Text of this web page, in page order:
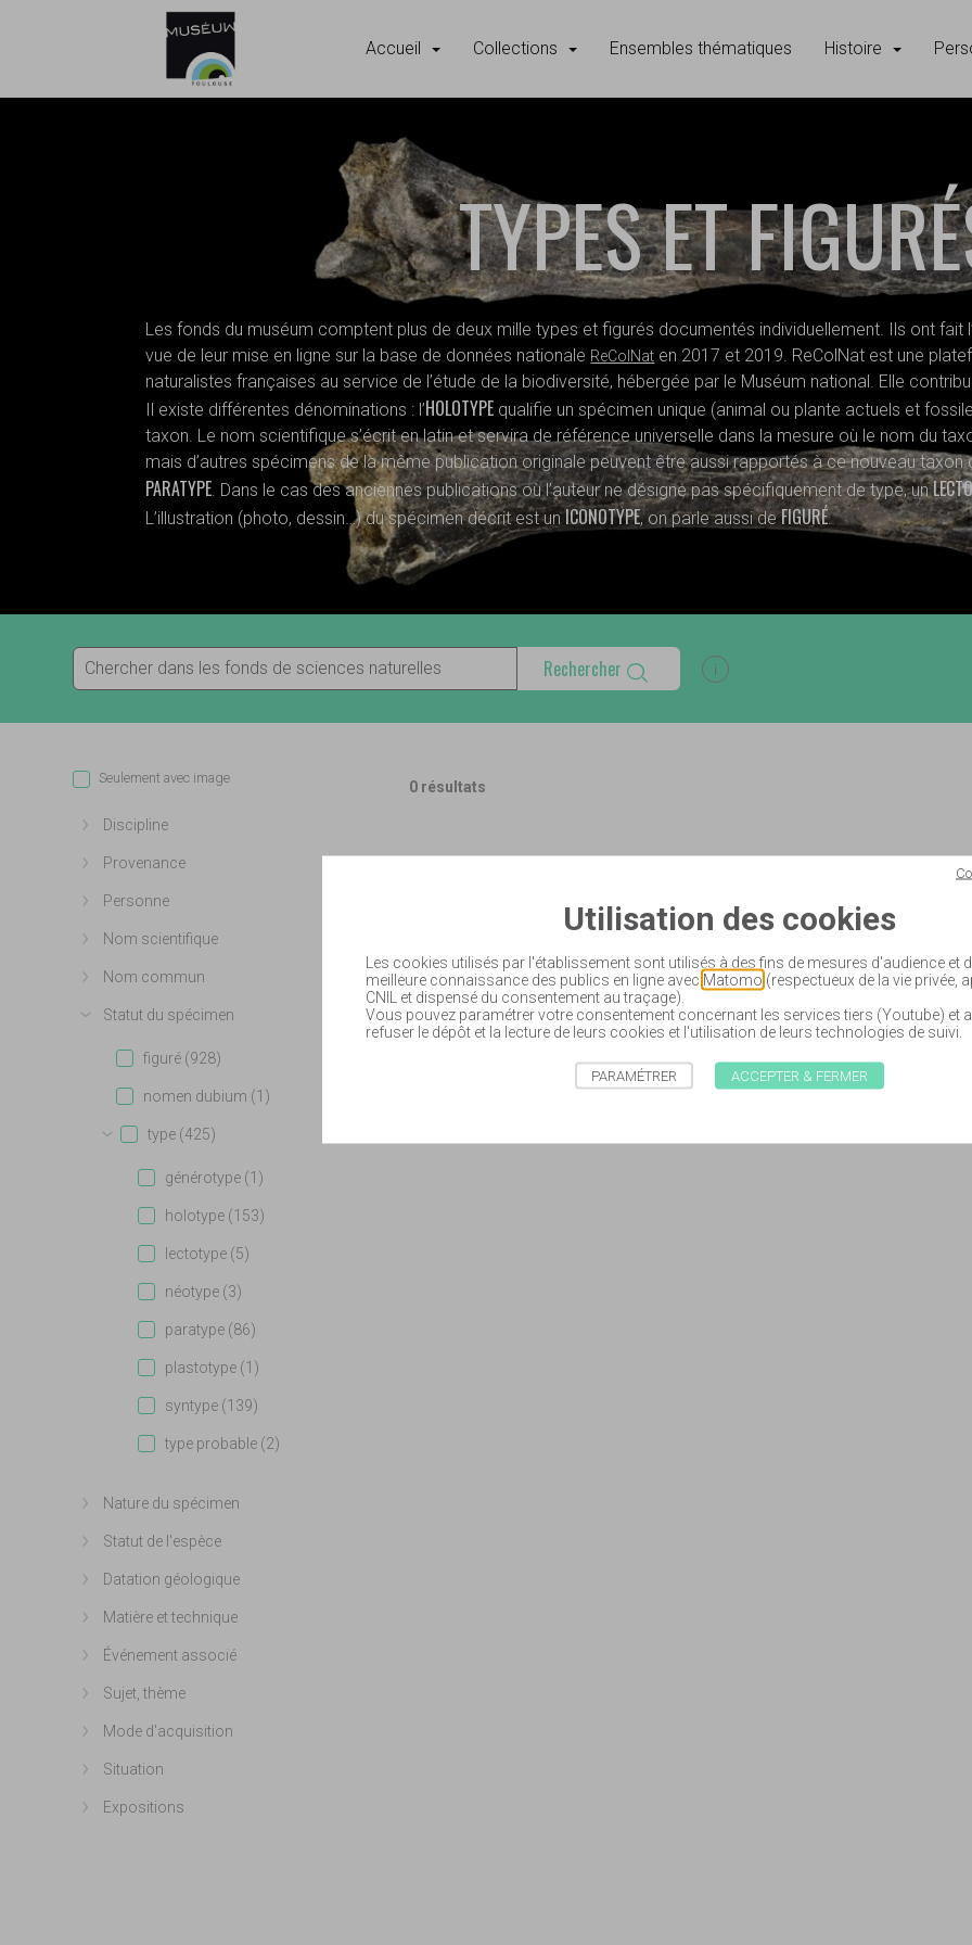
Accèder directement au contenu
Accèder directement au contenu Accueil Collections Ensembles thématiques Histoire
TYPES ET
Les fonds du muséum comptent plus de deux mille types et figurés documentés individuellement. Ils ont fait
vue de leur mise en ligne sur la base de données nationale ReColNat en 2017 et 2019. ReColNat est une
naturalistes françaises au service de l’étude de la biodiversité, hébergée par le Muséum national. Elle
Il existe différentes dénominations : l’HOLOTYPE qualifie un spécimen unique (animal ou plante actuels et
taxon. Le nom scientifique s’écrit en latin et servira de référence universelle dans la mesure où le nom du
mais d’autres spécimens de la même publication originale peuvent être aussi rapportés à ce nouveau taxon
PARATYPE. Dans le cas des anciennes publications où l’auteur ne désigne pas spécifiquement de type, un
L’illustration (photo, dessin…) du spécimen décrit est unICONOTYPE, on parle aussi deFIGURÉ.
Rechercher Afficher les informations d'aide à la
Seulement avec image
Afficher plus
Discipline
Afficher plus
Provenance
Afficher plus
Personne
Afficher plus
Nom scientifique
Afficher plus
Nom commun
Afficher plus
Statut du spécimen
figuré (928)
nomen dubium (1)
Afficher plus
type (425)
générotype (1)
holotype (153)
lectotype (5)
néotype (3)
paratype (86)
plastotype (1)
syntype (139)
type probable (2)
Afficher plus
Nature du spécimen
Afficher plus
Statut de l'espèce
Afficher plus
Datation géologique
Afficher plus
Matière et technique
Afficher plus
Événement associé
Afficher plus
Sujet, thème
Afficher plus
Mode d'acquisition
Afficher plus
Situation
Afficher plus
Expositions
0 résultats
Utilisation des cookies
Les cookies utilisés par l'établissement sont utilisés à des fins de mesures d'audience et
meilleure connaissance des publics en ligne avec Matomo (respectueux de la vie privée,
CNIL et dispensé du consentement au traçage).
Vous pouvez paramétrer votre consentement concernant les services tiers (Youtube) et
refuser le dépôt et la lecture de leurs cookies et l'utilisation de leurs technologies de suivi.
PARAMÉTRER ACCEPTER & FERMER